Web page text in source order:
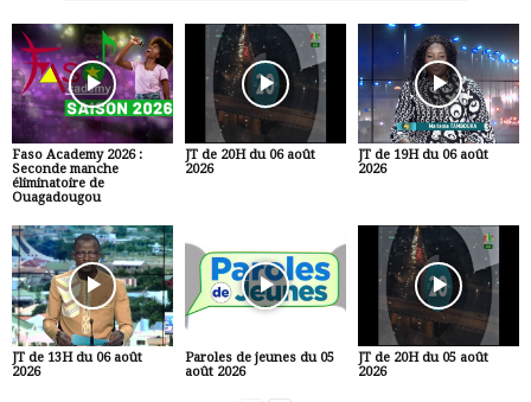
Faso Academy 2026 :
Seconde manche
éliminatoire de
Ouagadougou
JT de 20H du 06 août
2026
JT de 19H du 06 août
2026
JT de 13H du 06 août
2026
Paroles de jeunes du 05
août 2026
JT de 20H du 05 août
2026